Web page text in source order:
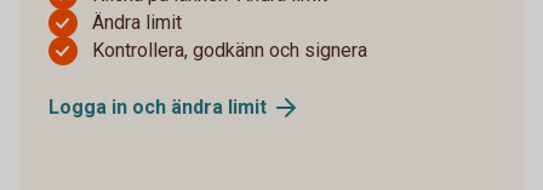
Ändra limit
Kontrollera, godkänn och signera
Logga in och ändra limit